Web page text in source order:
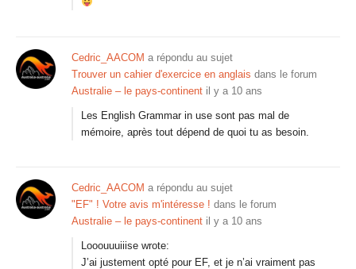
Cedric_AACOM a répondu au sujet
Trouver un cahier d'exercice en anglais dans le forum
Australie – le pays-continent il y a 10 ans
Les English Grammar in use sont pas mal de
mémoire, après tout dépend de quoi tu as besoin.
Cedric_AACOM a répondu au sujet
"EF" ! Votre avis m'intéresse ! dans le forum
Australie – le pays-continent il y a 10 ans
Looouuuiiise wrote:
J’ai justement opté pour EF, et je n’ai vraiment pas